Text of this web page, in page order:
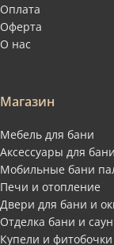
Оплата
Оферта
О нас
Магазин
Мебель для бани
Аксессуары для бани
Мобильные бани
Печи и отопление
Двери для бани и
Отделка бани и
Купели и фитобочки